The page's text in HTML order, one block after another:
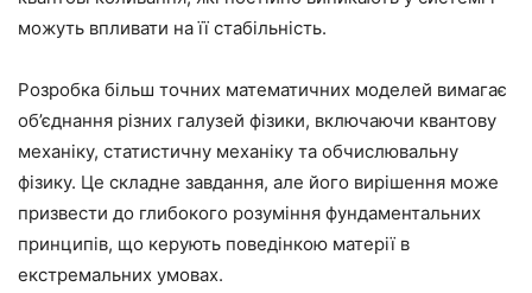
можуть впливати на її стабільність.
Розробка більш точних математичних моделей вимагає
об’єднання різних галузей фізики, включаючи квантову
механіку, статистичну механіку та обчислювальну
фізику. Це складне завдання, але його вирішення може
призвести до глибокого розуміння фундаментальних
принципів, що керують поведінкою матерії в
екстремальних умовах.